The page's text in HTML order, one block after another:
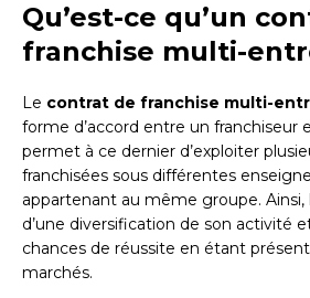
Qu’est-ce qu’un
franchise multi-
Le contrat de franchise multi-
forme d’accord entre un franchiseur
permet à ce dernier d’exploiter
franchisées sous différentes
appartenant au même groupe. Ainsi,
d’une diversification de son activité
chances de réussite en étant
marchés.